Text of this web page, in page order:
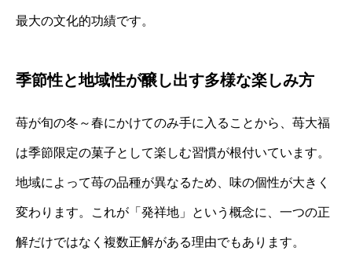
最大の文化的功績です。
季節性と地域性が醸し出す多様な楽しみ方
苺が旬の冬～春にかけてのみ手に入ることから、苺大福
は季節限定の菓子として楽しむ習慣が根付いています。
地域によって苺の品種が異なるため、味の個性が大きく
変わります。これが「発祥地」という概念に、一つの正
解だけではなく複数正解がある理由でもあります。